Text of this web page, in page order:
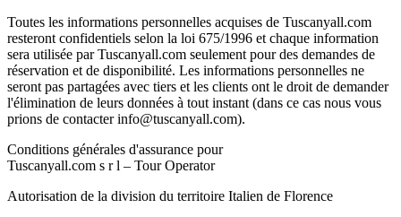
Toutes les informations personnelles acquises de Tuscanyall.com
resteront confidentiels selon la loi 675/1996 et chaque information
sera utilisée par Tuscanyall.com seulement pour des demandes de
réservation et de disponibilité. Les informations personnelles ne
seront pas partagées avec tiers et les clients ont le droit de demander
l'élimination de leurs données à tout instant (dans ce cas nous vous
prions de contacter info@tuscanyall.com).
Conditions générales d'assurance pour
Tuscanyall.com s r l – Tour Operator
Autorisation de la division du territoire Italien de Florence